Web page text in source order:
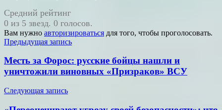
Средний рейтинг
0 из 5 звезд. 0 голосов.
Вам нужно авторизироваться для того, чтобы проголосовать.
Навигация
по
записям
Предыдущая запись
Месть за Форос: русские бойцы нашли и
уничтожили виновных «Призраков» ВСУ
Следующая запись